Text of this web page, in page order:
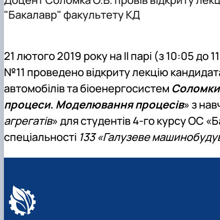
Як нас знайти
Навчальні лабораторії
Міжнародні зв'язки
"Бакалавр" факультету КД
21 лютого2019 року на ІІ парі (з10:05до
№11 проведено відкриту лекцію
автомобілів та біоенергосистем Соломки
процеси. Моделювання процесів» з
агрегатів» для студентів 4-го курсу ОС
спеціальності 133 «Галузеве